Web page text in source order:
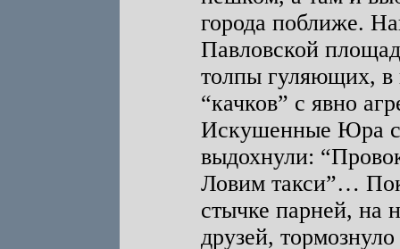
города поближе.
Павловской
толпы гуляющих, в
“качков” с явно
Искушенные Юра с
выдохнули:
Ловим такси”…
стычке парней, на
друзей,